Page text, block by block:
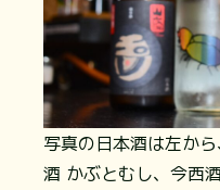
写真の日本酒は左か
酒 かぶとむし、今西